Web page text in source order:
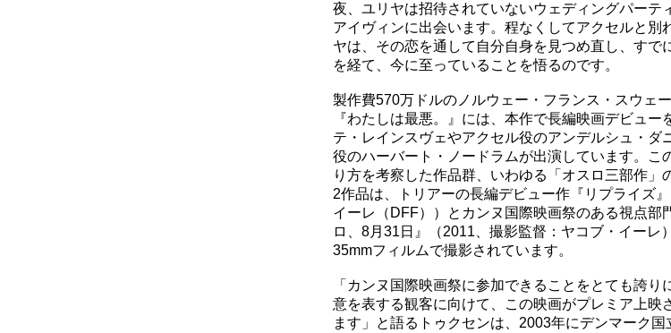
夜、ユリヤは招待されていないウェディングパーテ
アイヴィンに出会います。程なくしてアクセルと別
ヤは、その恋を通して自分自身を見つめ直し、すで
を経て、今に至っていることを悟るのです。
製作費570万ドルのノルウェー・フランス・スウェ
『わたしは最悪。』には、本作で長編映画デビュー
テ・レインスヴェやアクセル役のアンデルシュ・ダ
役のハーバート・ノードラムが出演しています。こ
り方を考察した作品群、いわゆる「オスロ三部作」
2作品は、トリアーの長編デビュー作『リプライズ
イーレ（DFF））とカンヌ国際映画祭のある視点部
ロ、8月31日』（2011、撮影監督：ヤコブ・イーレ
35mmフィルムで撮影されています。
「カンヌ国際映画祭に参加できることをとても誇
意を表する観客に向けて、この映画がプレミア上映
ます」と語るトゥクセンは、2003年にデンマーク